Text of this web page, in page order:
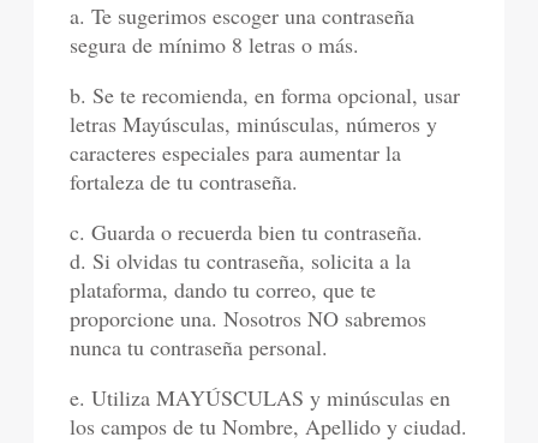
a. Te sugerimos escoger una contraseña
segura de mínimo 8 letras o más.
b. Se te recomienda, en forma opcional, usar
letras Mayúsculas, minúsculas, números y
caracteres especiales para aumentar la
fortaleza de tu contraseña.
c. Guarda o recuerda bien tu contraseña.
d. Si olvidas tu contraseña, solicita a la
plataforma, dando tu correo, que te
proporcione una. Nosotros NO sabremos
nunca tu contraseña personal.
e. Utiliza MAYÚSCULAS y minúsculas en
los campos de tu Nombre, Apellido y ciudad.